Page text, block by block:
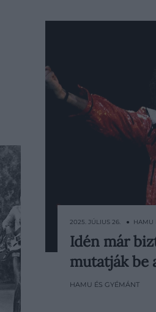
A Michael
film premierjét
dátum helyett
2025. JÚLIUS 26. ● HAMU
Idén már
mutatják be
HAMU ÉS GYÉMÁNT